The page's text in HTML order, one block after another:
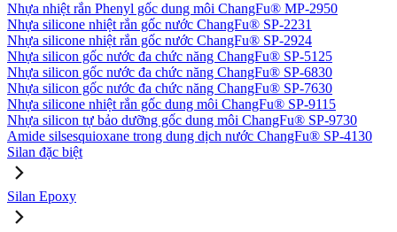
Nhựa nhiệt rắn Phenyl gốc dung môi ChangFu® MP-2950
Nhựa silicone nhiệt rắn gốc nước ChangFu® SP-2231
Nhựa silicone nhiệt rắn gốc nước ChangFu® SP-2924
Nhựa silicon gốc nước đa chức năng ChangFu® SP-5125
Nhựa silicon gốc nước đa chức năng ChangFu® SP-6830
Nhựa silicon gốc nước đa chức năng ChangFu® SP-7630
Nhựa silicone nhiệt rắn gốc dung môi ChangFu® SP-9115
Nhựa silicon tự bảo dưỡng gốc dung môi ChangFu® SP-9730
Amide silsesquioxane trong dung dịch nước ChangFu® SP-4130
Silan đặc biệt
Silan Epoxy